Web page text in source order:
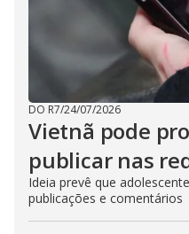
DO R7/24/07/2026
Vietnã pode
publicar nas
Ideia prevê que
publicações e comentários